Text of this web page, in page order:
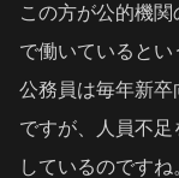
この方が公的機
で働いているとい
公務員は毎年新
ですが、人員不
しているのですね